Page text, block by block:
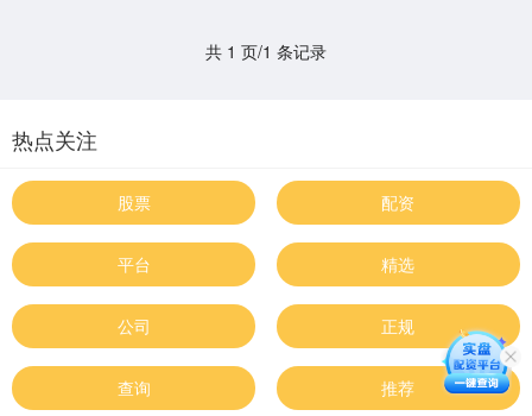
共 1 页/1 条记录
热点关注
股票 配资
平台 精选
公司 正规
查询 推荐